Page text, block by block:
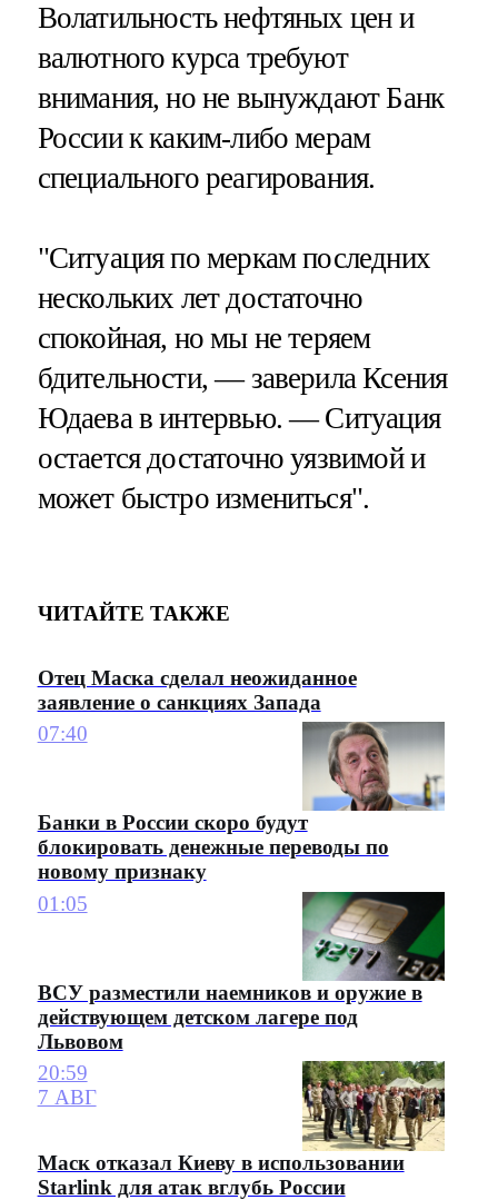
Волатильность нефтяных цен и
валютного курса требуют
внимания, но не вынуждают Банк
России к каким-либо мерам
специального реагирования.
"Ситуация по меркам последних
нескольких лет достаточно
спокойная, но мы не теряем
бдительности, — заверила Ксения
Юдаева в интервью. — Ситуация
остается достаточно уязвимой и
может быстро измениться".
ЧИТАЙТЕ ТАКЖЕ
Отец Маска сделал неожиданное
заявление о санкциях Запада
07:40
Банки в России скоро будут
блокировать денежные переводы по
новому признаку
01:05
ВСУ разместили наемников и оружие в
действующем детском лагере под
Львовом
20:59
7 АВГ
Маск отказал Киеву в использовании
Starlink для атак вглубь России